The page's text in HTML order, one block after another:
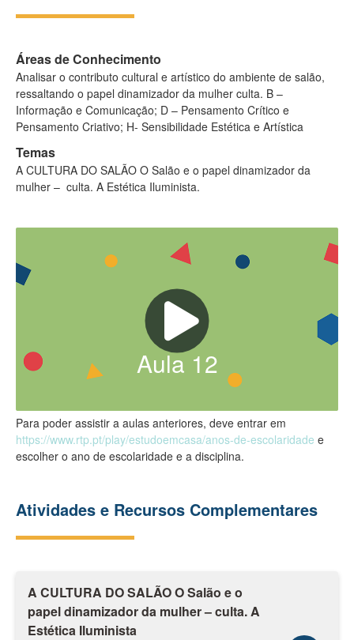
Áreas de Conhecimento
Analisar o contributo cultural e artístico do ambiente de salão,
ressaltando o papel dinamizador da mulher culta. B –
Informação e Comunicação; D – Pensamento Crítico e
Pensamento Criativo; H- Sensibilidade Estética e Artística
Temas
A CULTURA DO SALÃO O Salão e o papel dinamizador da
mulher – culta. A Estética Iluminista.
Aula12
Para poder assistir a aulas anteriores, deve entrar em
https://www.rtp.pt/play/estudoemcasa/anos-de-escolaridade e
escolher o ano de escolaridade e a disciplina.
Atividades e Recursos Complementares
A CULTURA DO SALÃO O Salão e o
papel dinamizador da mulher – culta. A
Estética Iluminista